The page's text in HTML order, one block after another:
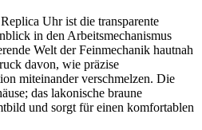
Uhr ist die transparente
in den Arbeitsmechanismus
Welt der Feinmechanik hautnah
davon, wie präzise
miteinander verschmelzen. Die
das lakonische braune
und sorgt für einen komfortablen